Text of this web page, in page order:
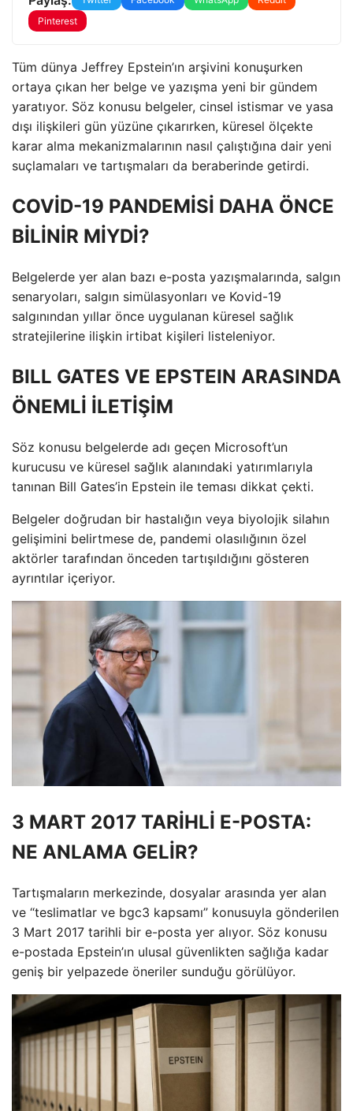
Pinterest
Tüm dünya Jeffrey Epstein’ın arşivini konuşurken
ortaya çıkan her belge ve yazışma yeni bir gündem
yaratıyor. Söz konusu belgeler, cinsel istismar ve yasa
dışı ilişkileri gün yüzüne çıkarırken, küresel ölçekte
karar alma mekanizmalarının nasıl çalıştığına dair yeni
suçlamaları ve tartışmaları da beraberinde getirdi.
COVİD-19 PANDEMİSİ DAHA ÖNCE
BİLİNİR MİYDİ?
Belgelerde yer alan bazı e-posta yazışmalarında, salgın
senaryoları, salgın simülasyonları ve Kovid-19
salgınından yıllar önce uygulanan küresel sağlık
stratejilerine ilişkin irtibat kişileri listeleniyor.
BILL GATES VE EPSTEIN ARASINDA
ÖNEMLİ İLETİŞİM
Söz konusu belgelerde adı geçen Microsoft’un
kurucusu ve küresel sağlık alanındaki yatırımlarıyla
tanınan Bill Gates’in Epstein ile teması dikkat çekti.
Belgeler doğrudan bir hastalığın veya biyolojik silahın
gelişimini belirtmese de, pandemi olasılığının özel
aktörler tarafından önceden tartışıldığını gösteren
ayrıntılar içeriyor.
3 MART 2017 TARİHLİ E-POSTA:
NE ANLAMA GELİR?
Tartışmaların merkezinde, dosyalar arasında yer alan
ve “teslimatlar ve bgc3 kapsamı” konusuyla gönderilen
3 Mart 2017 tarihli bir e-posta yer alıyor. Söz konusu
e-postada Epstein’ın ulusal güvenlikten sağlığa kadar
geniş bir yelpazede öneriler sunduğu görülüyor.